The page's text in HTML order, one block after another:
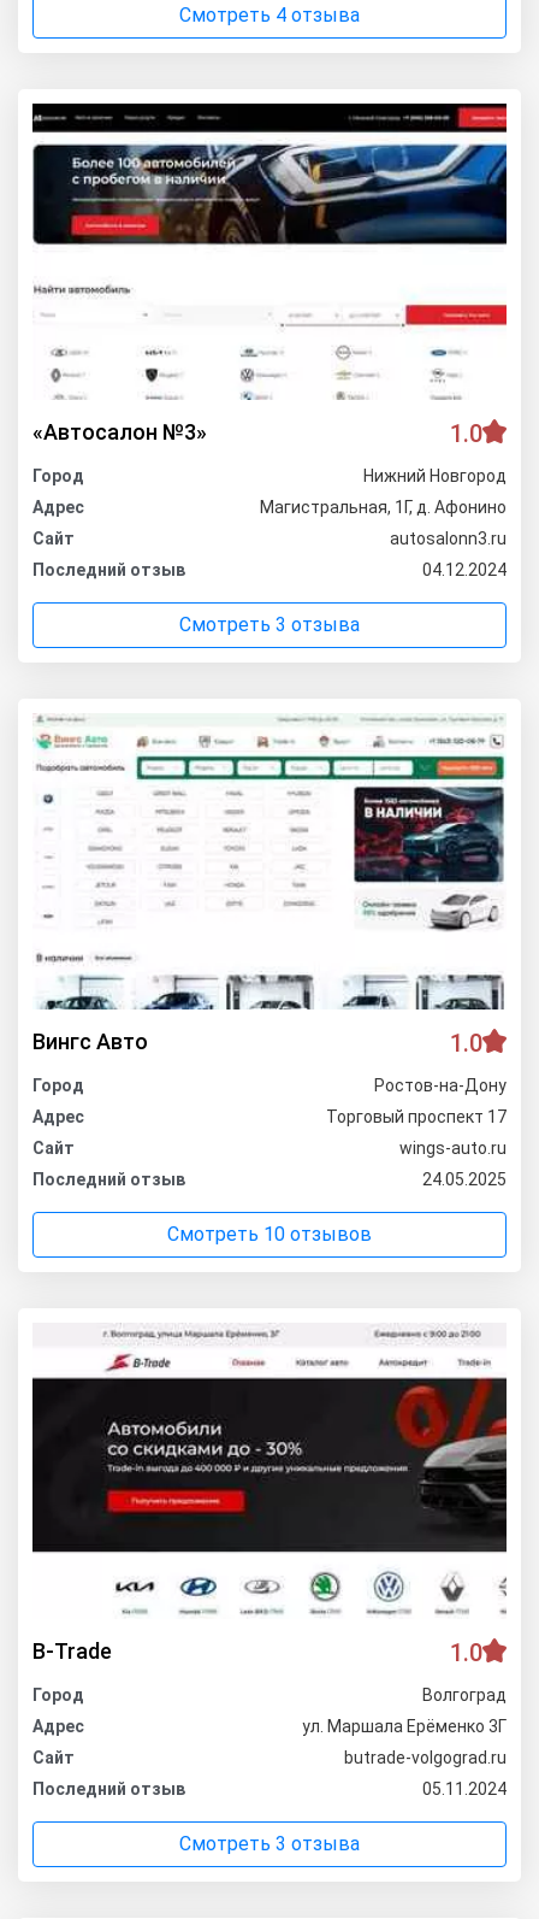
Смотреть 4 отзыва
«Автосалон №3» 1.0
Город
Нижний Новгород
Адрес
Магистральная, 1Г, д. Афонино
Сайт
autosalonn3.ru
Последний отзыв
04.12.2024
Смотреть 3 отзыва
Вингс Авто 1.0
Город
Ростов-на-Дону
Адрес
Торговый проспект 17
Сайт
wings-auto.ru
Последний отзыв
24.05.2025
Смотреть 10 отзывов
B-Trade 1.0
Город
Волгоград
Адрес
ул. Маршала Ерёменко 3Г
Сайт
butrade-volgograd.ru
Последний отзыв
05.11.2024
Смотреть 3 отзыва